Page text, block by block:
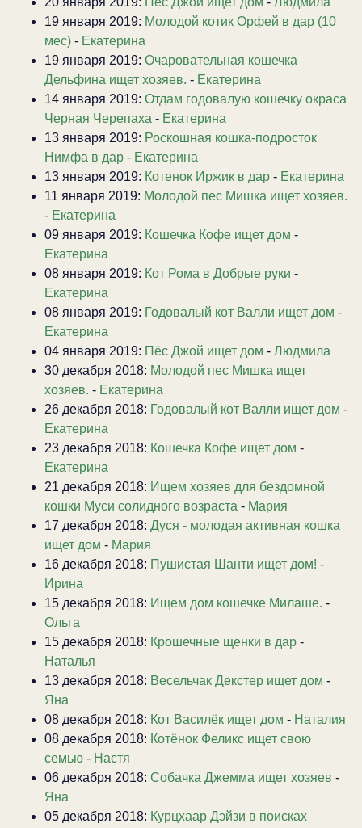
19 января 2019: Молодой котик Орфей в дар (10
мес) - Екатерина
19 января 2019: Очаровательная кошечка
Дельфина ищет хозяев. - Екатерина
14 января 2019: Отдам годовалую кошечку окраса
Черная Черепаха - Екатерина
13 января 2019: Роскошная кошка-подросток
Нимфа в дар - Екатерина
13 января 2019: Котенок Иржик в дар - Екатерина
11 января 2019: Молодой пес Мишка ищет хозяев.
- Екатерина
09 января 2019: Кошечка Кофе ищет дом -
Екатерина
08 января 2019: Кот Рома в Добрые руки -
Екатерина
08 января 2019: Годовалый кот Валли ищет дом -
Екатерина
04 января 2019: Пёс Джой ищет дом - Людмила
30 декабря 2018: Молодой пес Мишка ищет
хозяев. - Екатерина
26 декабря 2018: Годовалый кот Валли ищет дом -
Екатерина
23 декабря 2018: Кошечка Кофе ищет дом -
Екатерина
21 декабря 2018: Ищем хозяев для бездомной
кошки Муси солидного возраста - Мария
17 декабря 2018: Дуся - молодая активная кошка
ищет дом - Мария
16 декабря 2018: Пушистая Шанти ищет дом! -
Ирина
15 декабря 2018: Ищем дом кошечке Милаше. -
Ольга
15 декабря 2018: Крошечные щенки в дар -
Наталья
13 декабря 2018: Весельчак Декстер ищет дом -
Яна
08 декабря 2018: Кот Василёк ищет дом - Наталия
08 декабря 2018: Котёнок Феликс ищет свою
семью - Настя
06 декабря 2018: Собачка Джемма ищет хозяев -
Яна
05 декабря 2018: Курцхаар Дэйзи в поисках